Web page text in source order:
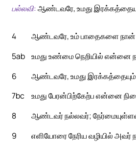
பல்லவி: ஆண்டவரே, உமது
4
ஆண்டவரே, உம் பாதைகளை நான்
5ab உமது உண்மை நெறியில் என்னை
6
ஆண்டவரே, உமது
7bc
உமது பேரன்பிற்கேற்ப என்னை
8
ஆண்டவர் நல்லவர்;
9
எளியோரை நேரிய வழியில் அவர்